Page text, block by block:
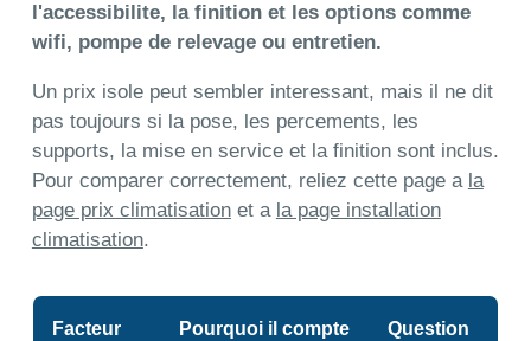
l'accessibilite, la finition et les options comme
wifi, pompe de relevage ou entretien.
Un prix isole peut sembler interessant, mais il ne dit
pas toujours si la pose, les percements, les
supports, la mise en service et la finition sont inclus.
Pour comparer correctement, reliez cette page a la
page prix climatisationet a la page installation
climatisation.
Facteur Pourquoi il compte
Question